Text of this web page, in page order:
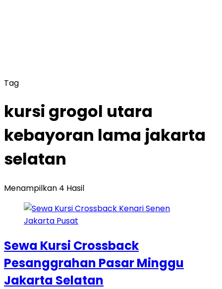
Tag
kursi grogol utara
kebayoran lama jakarta
selatan
Menampilkan 4 Hasil
Sewa Kursi Crossback
Pesanggrahan Pasar Minggu
Jakarta Selatan